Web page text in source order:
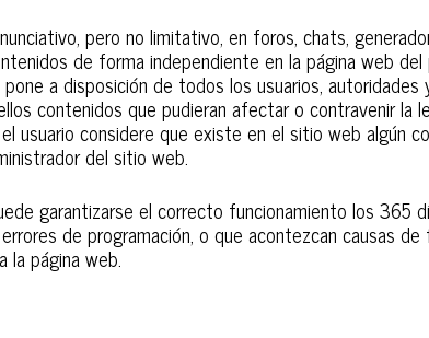
pero no limitativo, en foros, chats,
de forma independiente en la página web
a disposición de todos los usuarios,
contenidos que pudieran afectar o contravenir la
usuario considere que existe en el sitio web algún
del sitio web.
garantizarse el correcto funcionamiento los 365
de programación, o que acontezcan causas de
la página web.